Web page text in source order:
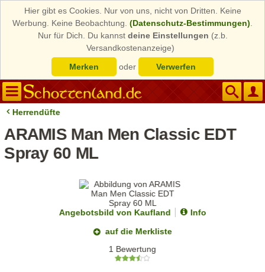
Hier gibt es Cookies. Nur von uns, nicht von Dritten. Keine
Werbung. Keine Beobachtung. (Datenschutz-Bestimmungen)
Nur für Dich. Du kannst deine Einstellungen (z.b.
Versandkostenanzeige)
Merken
oder Verwerfen
Herrendüfte
ARAMIS Man Men Classic EDT
Spray 60 ML
Angebotsbild von Kaufland
Info
auf die Merkliste
1 Bewertung